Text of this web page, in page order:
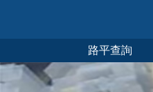
路平查詢